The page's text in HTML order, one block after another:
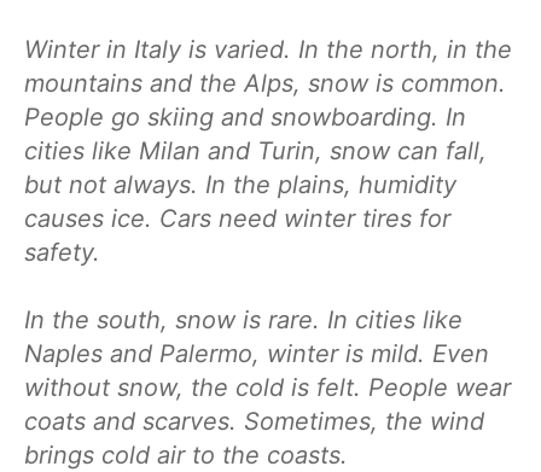
Winter in Italy is varied. In the north, in the
mountains and the Alps, snow is common.
People go skiing and snowboarding. In
cities like Milan and Turin, snow can fall,
but not always. In the plains, humidity
causes ice. Cars need winter tires for
safety.
In the south, snow is rare. In cities like
Naples and Palermo, winter is mild. Even
without snow, the cold is felt. People wear
coats and scarves. Sometimes, the wind
brings cold air to the coasts.